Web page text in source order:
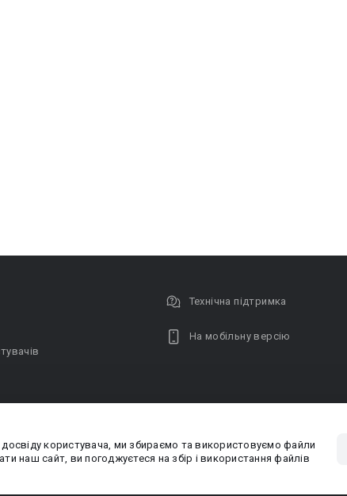
користувача, ми збираємо та використовуємо файли
наш сайт, ви погоджуєтеся на збір і використання файлів
Технічна підтримка
На мобільну версію
Privacy